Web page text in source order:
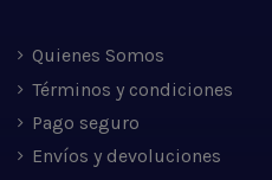
Quienes Somos
Términos y condiciones
Pago seguro
Envíos y devoluciones